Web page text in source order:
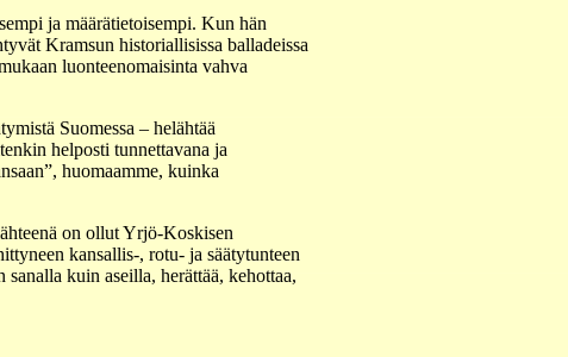
ja määrätietoisempi. Kun hän
Kramsun historiallisissa balladeissa
luonteenomaisinta vahva
Suomessa – helähtää
helposti tunnettavana ja
huomaamme, kuinka
on ollut Yrjö-Koskisen
kansallis-, rotu- ja säätytunteen
kuin aseilla, herättää, kehottaa,